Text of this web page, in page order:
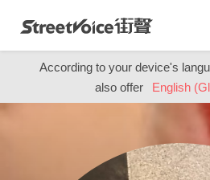
According to your device's
also offer
English